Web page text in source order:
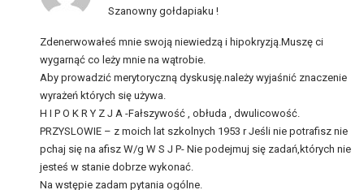
Szanowny gołdapiaku !
Zdenerwowałeś mnie swoją niewiedzą i hipokryzją.Muszę ci
wygarnąć co leży mnie na wątrobie.
Aby prowadzić merytoryczną dyskusję.należy wyjaśnić znaczenie
wyrażeń których się używa.
H I P O K R Y Z J A -Fałszywość , obłuda , dwulicowość.
PRZYSLOWIE – z moich lat szkolnych 1953 r Jeśli nie potrafisz nie
pchaj się na afisz W/g W S J P- Nie podejmuj się zadań,których nie
jesteś w stanie dobrze wykonać.
Na wstępie zadam pytania ogólne.